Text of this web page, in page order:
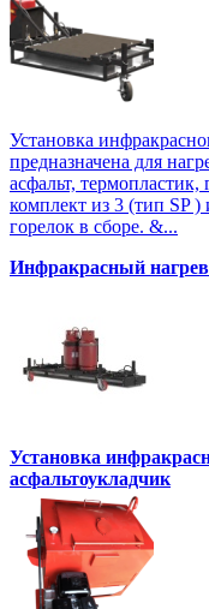
Установка
предназначена для
асфальт, термопластик,
комплект из 3 (тип SP
горелок в сборе. &...
Инфракрасный
Установка
асфальтоукладчик